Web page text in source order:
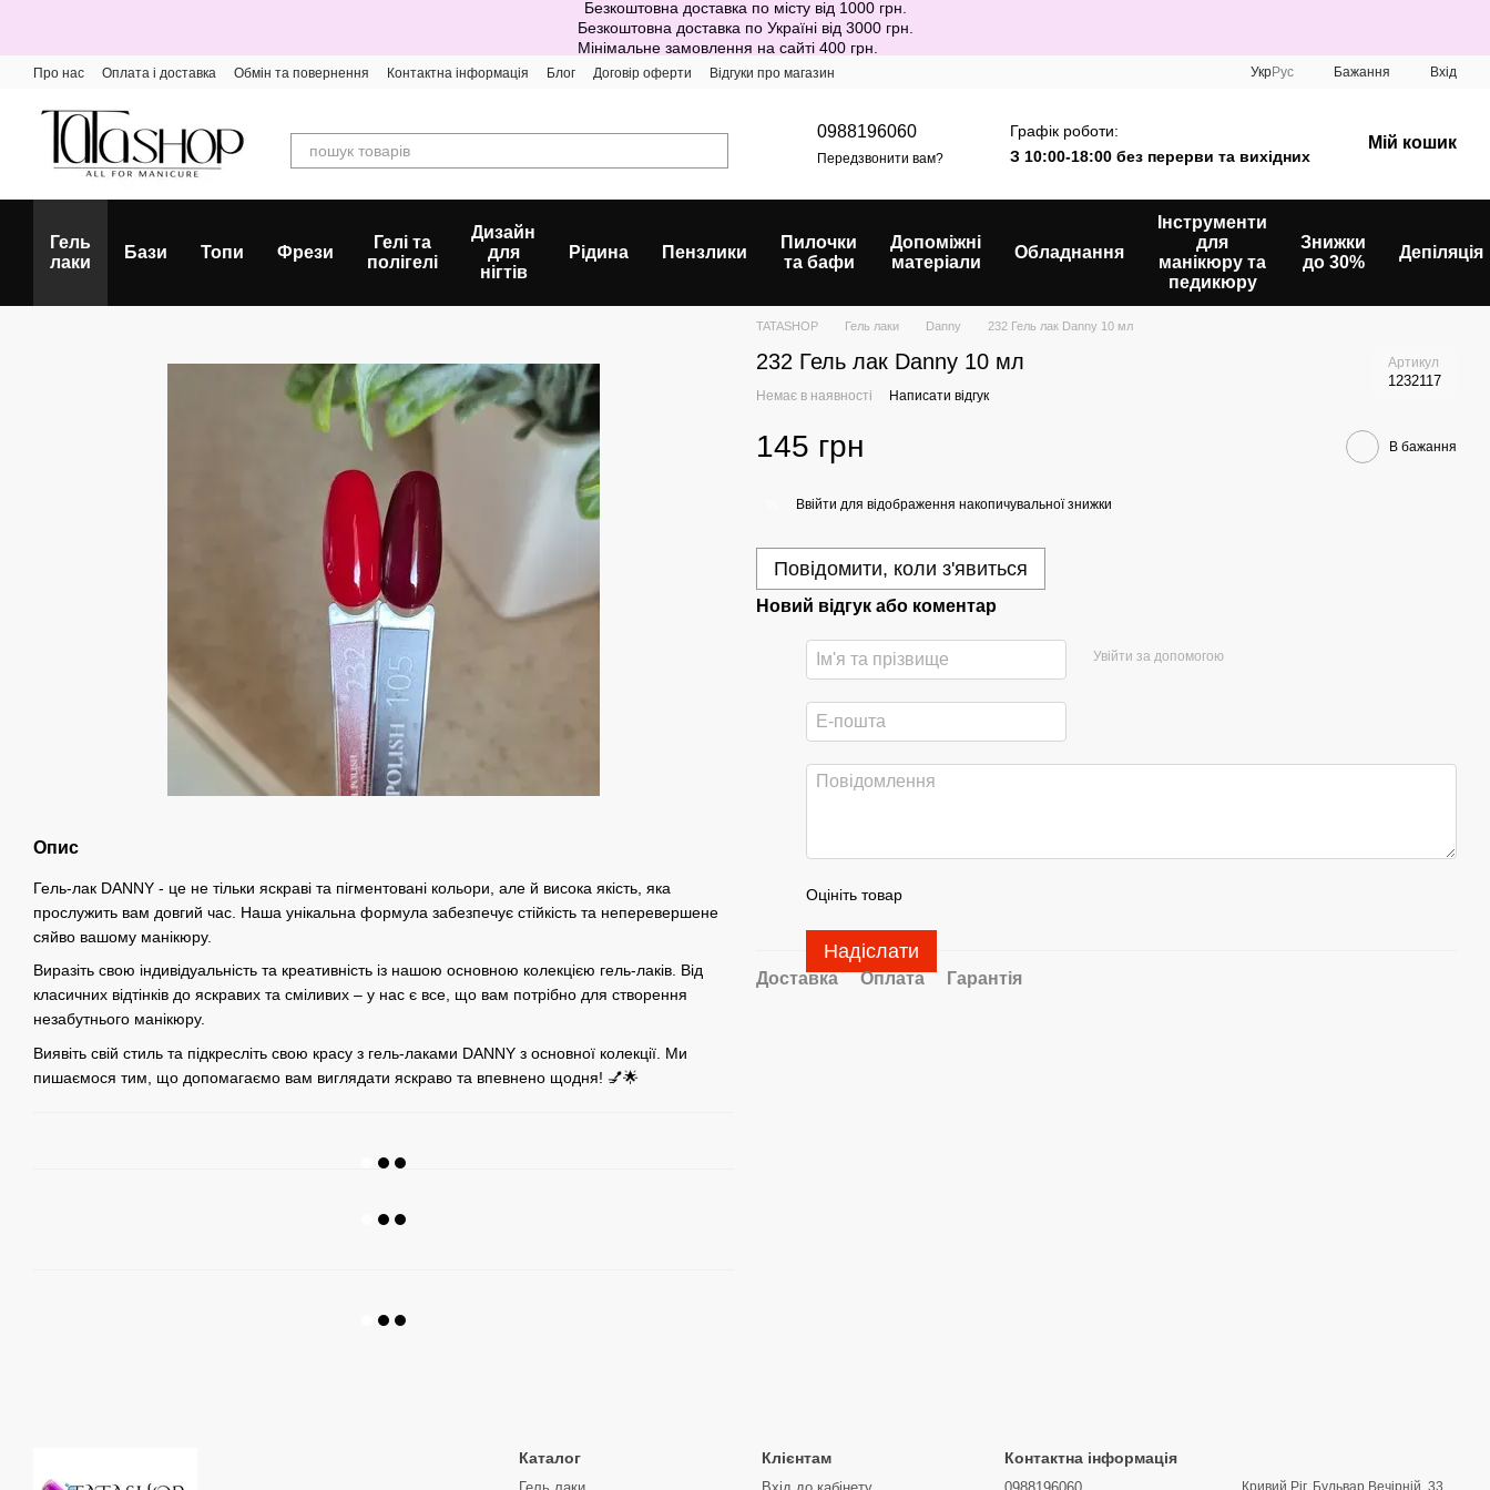
Безкоштовна доставка по місту від 1000 грн.
Безкоштовна доставка по Україні від 3000 грн.
Мінімальне замовлення на сайті 400 грн.
Про нас Оплата і доставка Обмін та повернення Контактна інформація Блог Договір оферти Відгуки про магазин УкрРус Бажання Вхід
0988196060
Передзвонити вам?
Графік роботи:
З 10:00-18:00 без перерви та вихідних
Мій кошик
Гель
лаки
Бази Топи Фрези
Гелі та
полігелі
Дизайн
для
нігтів
Рідина Пензлики
Пилочки
та бафи
Допоміжні
матеріали
Обладнання
Інструменти
для
манікюру та
педикюру
Знижки
до 30%
Депіляція
Опис
Гель-лак DANNY - це не тільки яскраві та пігментовані кольори, але й висока якість, яка
прослужить вам довгий час. Наша унікальна формула забезпечує стійкість та неперевершене
сяйво вашому манікюру.
Виразіть свою індивідуальність та креативність із нашою основною колекцією гель-лаків. Від
класичних відтінків до яскравих та сміливих – у нас є все, що вам потрібно для створення
незабутнього манікюру.
Виявіть свій стиль та підкресліть свою красу з гель-лаками DANNY з основної колекції. Ми
пишаємося тим, що допомагаємо вам виглядати яскраво та впевнено щодня! 💅🌟
TATASHOP Гель лаки Danny 232 Гель лак Danny 10 мл
232 Гель лак Danny 10 мл Артикул
1232117
Немає в наявності Написати відгук
145 грн В бажання
Ввійти для відображення накопичувальної знижки
Повідомити, коли з'явиться
Новий відгук або коментар
Увійти за допомогою
Оцініть товар
Надіслати
Доставка Оплата Гарантія
Каталог Клієнтам Контактна інформація
Кривий Ріг. Бульвар Вечірній, 33